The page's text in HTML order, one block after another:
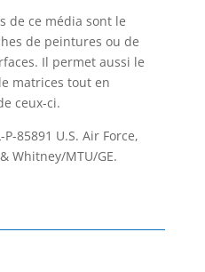
de ce média sont le
de peintures ou de
Il permet aussi le
matrices tout en
ceux-ci.
85891 U.S. Air Force,
Whitney/MTU/GE.